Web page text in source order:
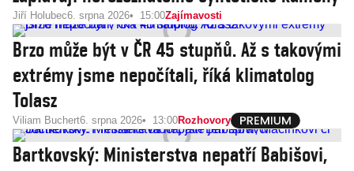
Jiří Holubec6. srpna 2026 15:00Zajímavosti
Brzo může být v ČR 45 stupňů. Až s takovými
extrémy jsme nepočítali, říká klimatolog
Tolasz
Viliam Buchert6. srpna 2026 13:00Rozhovory
Bartkovský: Ministerstva nepatří Babišovi,